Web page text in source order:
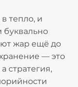
тепло, и
буквально
жар ещё до
— это
стратегия,